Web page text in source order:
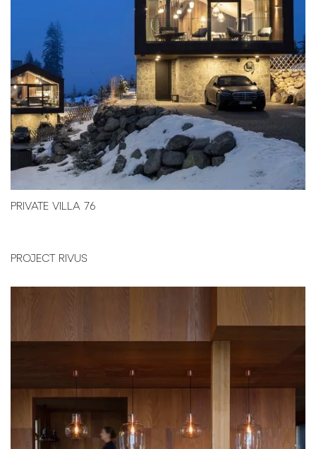
PRIVATE VILLA 76
PROJECT RIVUS